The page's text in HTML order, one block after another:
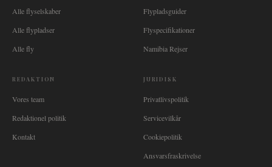
Alle flyselskaber
Alle flypladser
Alle fly
Flypladsguider
Flyspecifikationer
Namibia Rejser
REDAKTION
Vores team
Redaktionel politik
Kontakt
JURIDISK
Privatlivspolitik
Servicevilkår
Cookiepolitik
Ansvarsfraskrivelse